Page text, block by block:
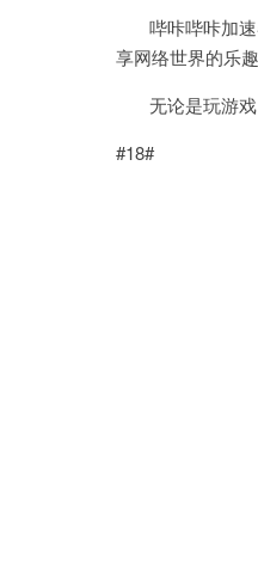
哔咔哔咔加速
享网络世界的乐趣
无论是玩游戏
#18#